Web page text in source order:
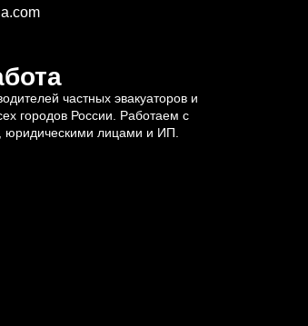
частных эвакуаторов и
городов России. Работаем с
юридическими лицами и ИП.